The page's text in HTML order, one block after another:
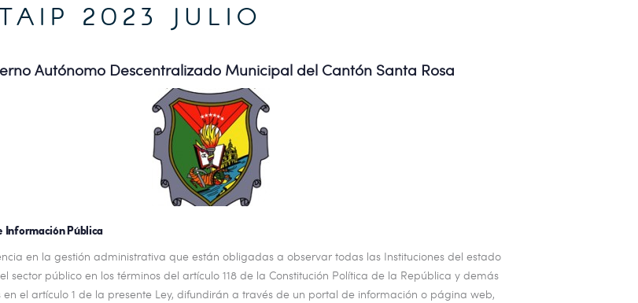
2023 JULIO
SERVICIOS
Autónomo Descentralizado Municipal del Cantón Santa Rosa
Información Pública
en la gestión administrativa que están obligadas a observar todas las Instituciones del estado
sector público en los términos del artículo 118 de la Constitución Política de la República y demás
en el artículo 1 de la presente Ley, difundirán a través de un portal de información o página web,